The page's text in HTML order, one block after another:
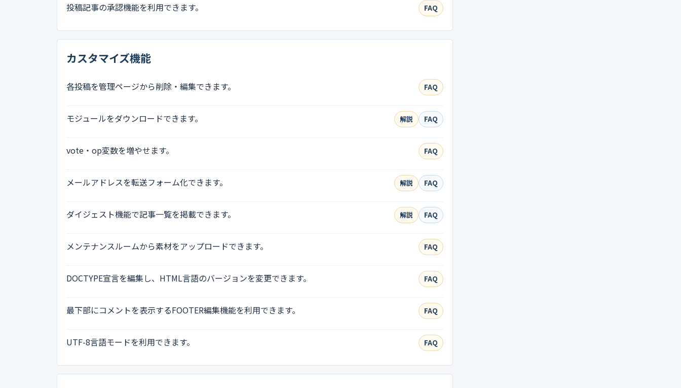
投稿記事の承認機能を利用できます。 FAQ
カスタマイズ機能
各投稿を管理ページから削除・編集できます。 FAQ
モジュールをダウンロードできます。 解説 FAQ
vote・op変数を増やせます。 FAQ
メールアドレスを転送フォーム化できます。 解説 FAQ
ダイジェスト機能で記事一覧を掲載できます。 解説 FAQ
メンテナンスルームから素材をアップロードできます。 FAQ
DOCTYPE宣言を編集し、HTML言語のバージョンを変更できます。 FAQ
最下部にコメントを表示するFOOTER編集機能を利用できます。 FAQ
UTF-8言語モードを利用できます。 FAQ